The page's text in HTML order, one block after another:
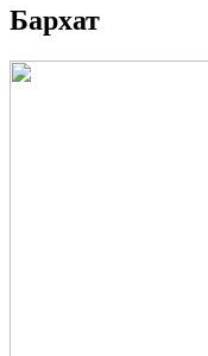
Бархат